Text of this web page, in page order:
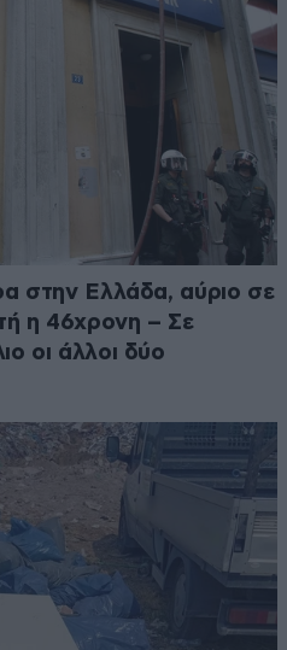
στην Ελλάδα, αύριο σε
η 46χρονη – Σε
οι άλλοι δύο